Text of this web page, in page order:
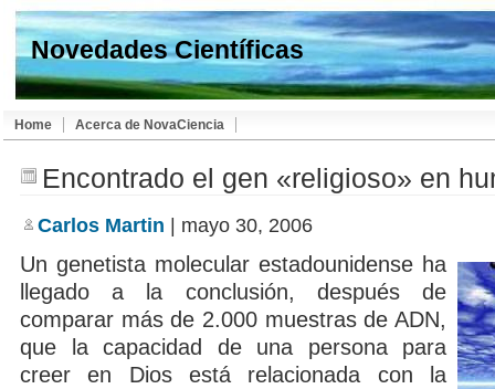
Novedades Científicas
Home Acerca de NovaCiencia
Encontrado el gen «religioso» en
Carlos Martin | mayo 30, 2006
Un genetista molecular estadounidense ha
llegado a la conclusión, después de
comparar más de 2.000 muestras de ADN,
que la capacidad de una persona para
creer en Dios está relacionada con la